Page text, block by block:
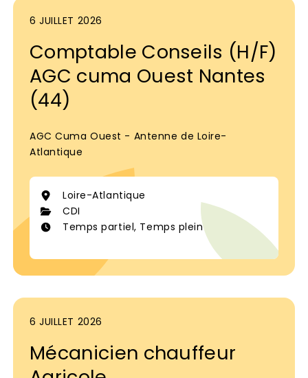
6 JUILLET 2026
Comptable Conseils (H/F)
AGC cuma Ouest Nantes
(44)
AGC Cuma Ouest - Antenne de Loire-
Atlantique
Loire-Atlantique
CDI
Temps partiel, Temps plein
6 JUILLET 2026
Mécanicien chauffeur